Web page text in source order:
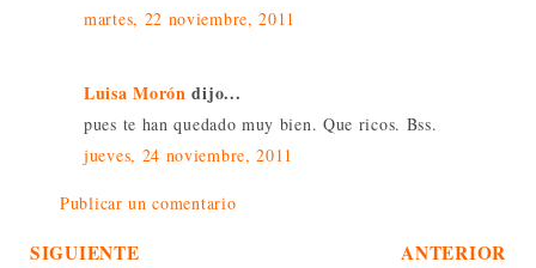
martes, 22 noviembre, 2011
Luisa Morón dijo...
pues te han quedado muy bien. Que ricos. Bss.
jueves, 24 noviembre, 2011
Publicar un comentario
SIGUIENTE ANTERIOR